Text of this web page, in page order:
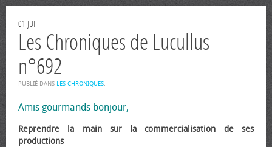
01 JUI
Les Chroniques de Lucullus
n°692
PUBLIÉ DANS LES CHRONIQUES.
Amis gourmands bonjour,
Reprendre la main sur la commercialisation de ses
productions